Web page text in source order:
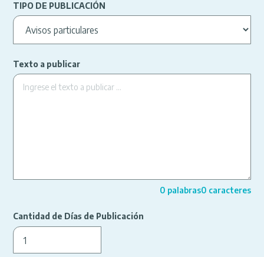
TIPO DE PUBLICACIÓN
Texto a publicar
0 palabras0 caracteres
Cantidad de Días de Publicación